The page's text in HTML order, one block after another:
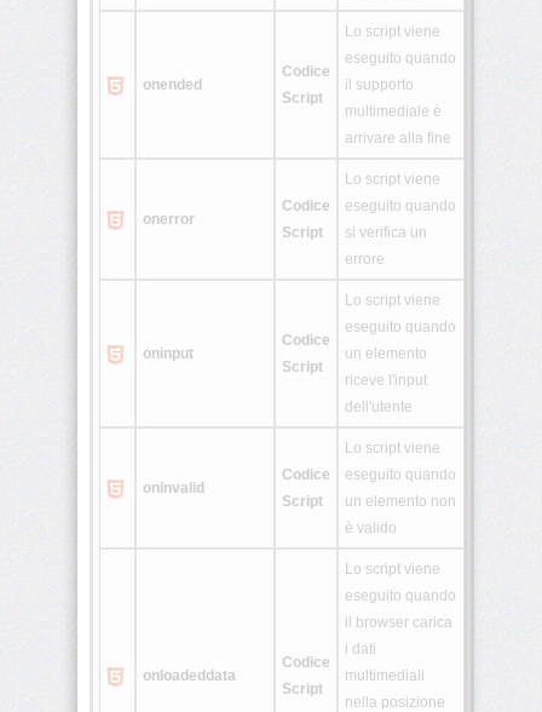
onended
Codice
Script
Lo script viene
eseguito quando
il supporto
multimediale è
arrivare alla fine
onerror
Codice
Script
Lo script viene
eseguito quando
si verifica un
errore
oninput
Codice
Script
Lo script viene
eseguito quando
un elemento
riceve l'input
dell'utente
oninvalid
Codice
Script
Lo script viene
eseguito quando
un elemento non
è valido
onloadeddata
Codice
Script
Lo script viene
eseguito quando
il browser carica
i dati
multimediali
nella posizione